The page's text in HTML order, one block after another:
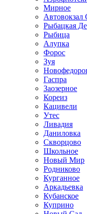
Мирное
Рыбацкая
Рыбица
Алупка
Форос
Зуя
Гаспра
Заозерное
Кореиз
Кацивели
Утес
Ливадия
Даниловка
Скворцово
Школьное
Новый Мир
Родниково
Курганное
Аркадьевка
Кубанское
Куприно